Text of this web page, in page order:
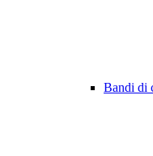
Bandi di